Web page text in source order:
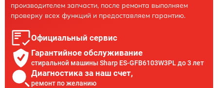
производителем запчасти, после ремонта выполняем
проверку всех функций и предоставляем гарантию.
Официальный сервис
Гарантийное обслуживание
стиральной машины Sharp ES-GFB6103W3PL до 3 лет
Диагностика за наш счет,
ремонт по желанию